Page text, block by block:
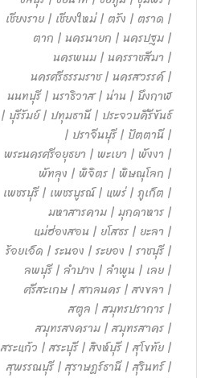
เชียงราย | เชียงใหม่ | ตรัง | ตราด |
ตาก | นครนายก | นครปฐม |
นครพนม | นครราชสีมา |
นครศรีธรรมราช | นครสวรรค์ |
นนทบุรี | นราธิวาส | น่าน | บึงกาฬ
| บุรีรัมย์ | ปทุมธานี | ประจวบคีรีขันธ์
| ปราจีนบุรี | ปัตตานี |
พระนครศรีอยุธยา | พะเยา | พังงา |
พัทลุง | พิจิตร | พิษณุโลก |
เพชรบุรี | เพชรบูรณ์ | แพร่ | ภูเก็ต |
มหาสารคาม | มุกดาหาร |
แม่ฮ่องสอน | ยโสธร | ยะลา |
ร้อยเอ็ด | ระนอง | ระยอง | ราชบุรี |
ลพบุรี | ลำปาง | ลำพูน | เลย |
ศรีสะเกษ | สกลนคร | สงขลา |
สตูล | สมุทรปราการ |
สมุทรสงคราม | สมุทรสาคร |
สระแก้ว | สระบุรี | สิงห์บุรี | สุโขทัย |
สุพรรณบุรี | สุราษฎร์ธานี | สุรินทร์ |